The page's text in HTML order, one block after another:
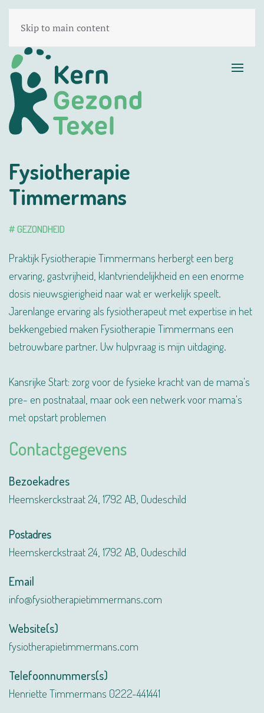
Skip to main content
Fysiotherapie
Timmermans
# GEZONDHEID
Praktijk Fysiotherapie Timmermans herbergt een berg
ervaring, gastvrijheid, klantvriendelijkheid en een enorme
dosis nieuwsgierigheid naar wat er werkelijk speelt.
Jarenlange ervaring als fysiotherapeut met expertise in het
bekkengebied maken Fysiotherapie Timmermans een
betrouwbare partner. Uw hulpvraag is mijn uitdaging.
Kansrijke Start: zorg voor de fysieke kracht van de mama's
pre- en postnataal, maar ook een netwerk voor mama's
met opstart problemen
Contactgegevens
Bezoekadres
Heemskerckstraat 24, 1792 AB, Oudeschild
Postadres
Heemskerckstraat 24, 1792 AB, Oudeschild
Email
info@fysiotherapietimmermans.com
Website(s)
fysiotherapietimmermans.com
Telefoonnummers(s)
Henriette Timmermans 0222-441441